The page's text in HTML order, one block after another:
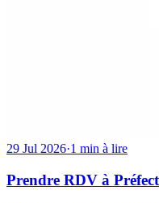
29 Jul 2026·1 min à lire
Prendre RDV à